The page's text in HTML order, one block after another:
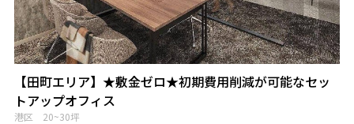
【田町エリア】★敷金ゼロ★初期費用削減が可能なセッ
トアップオフィス
港区 20~30坪